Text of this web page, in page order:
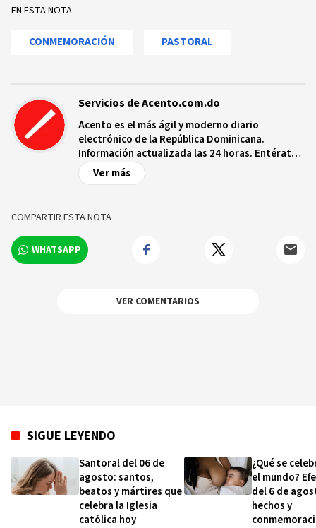
EN ESTA NOTA
CONMEMORACIÓN PASTORAL
Servicios de Acento.com.do
Acento es el más ágil y moderno diario
electrónico de la República Dominicana.
Información actualizada las 24 horas. Entérate
de las noticias y sucesos más importantes a
nivel nacional e internacional, videos y fotos
Ver más
COMPARTIR ESTA NOTA
WHATSAPP
VER COMENTARIOS
SIGUE LEYENDO
Santoral del 06 de
agosto: santos,
beatos y mártires que
celebra la Iglesia
católica hoy
¿Qué se
el mundo?
del 6 de
hechos y